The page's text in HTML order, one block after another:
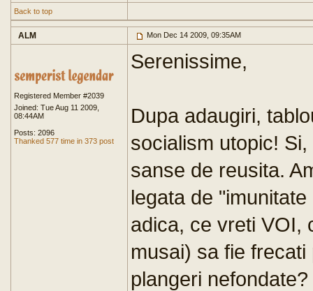
Back to top
ALM Mon Dec 14 2009, 09:35AM
Registered Member #2039
Joined: Tue Aug 11 2009,
08:44AM
Posts: 2096
Thanked 577 time in 373 post
Serenissime,
Dupa adaugiri,
socialism utopic!
sanse de reusita.
legata de
adica, ce vreti VOI,
musai) sa fie
plangeri